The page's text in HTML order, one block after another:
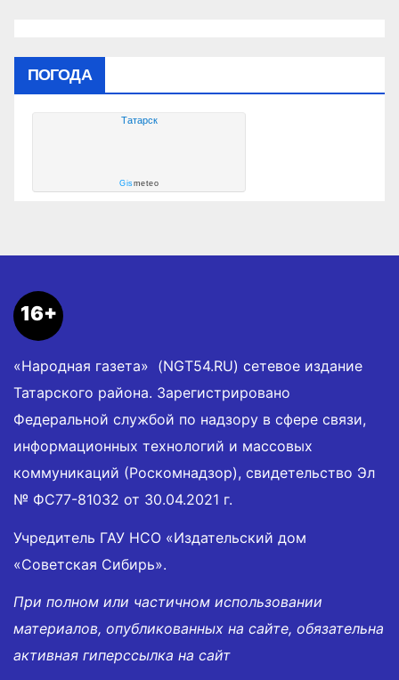
ПОГОДА
Татарск
Gismeteo
16+
«Народная газета» (NGT54.RU) сетевое издание
Татарского района. Зарегистрировано
Федеральной службой по надзору в сфере связи,
информационных технологий и массовых
коммуникаций (Роскомнадзор), свидетельство Эл
№ ФС77-81032 от 30.04.2021 г.
Учредитель ГАУ НСО «Издательский дом
«Советская Сибирь».
При полном или частичном использовании
материалов, опубликованных на сайте, обязательна
активная гиперссылка на сайт